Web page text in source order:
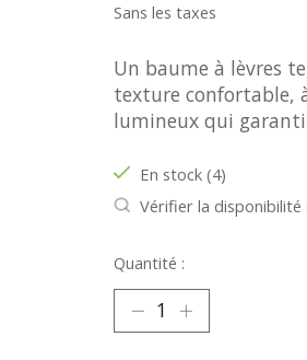
Sans les taxes
Un baume à lèvres
texture confortable,
lumineux qui
En stock (4)
Vérifier la disponibilité
Quantité :